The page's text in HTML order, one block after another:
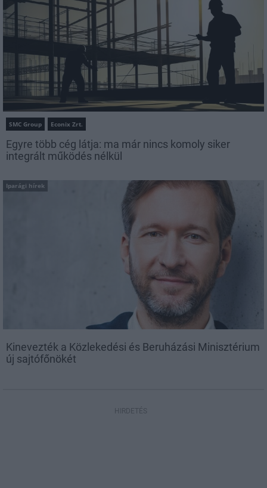
SMC Group Econix Zrt.
Egyre több cég látja: ma már nincs komoly siker
integrált működés nélkül
Iparági hírek
Kinevezték a Közlekedési és Beruházási Minisztérium
új sajtófőnökét
HIRDETÉS